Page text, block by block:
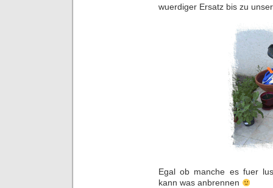
wuerdiger Ersatz bis zu
Egal ob manche es fuer
kann was anbrennen